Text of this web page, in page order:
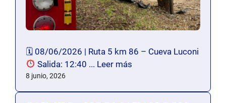
🗓 08/06/2026 | Ruta 5 km 86 – Cueva Luconi
Salida: 12:40 ... Leer más
8 junio, 2026